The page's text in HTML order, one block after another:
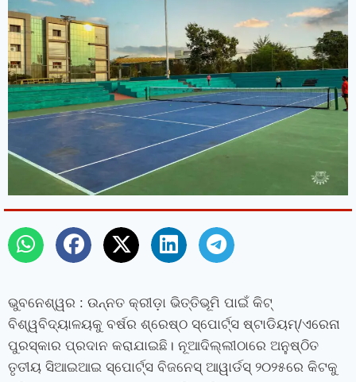
ଭୁବନେଶ୍ୱର : ଉନ୍ନତ କ୍ରୀଡ଼ା ଭିତ୍ତିଭୂମି ପାଇଁ କିଟ୍‍
ବିଶ୍ୱବିଦ୍ୟାଳୟକୁ ବର୍ଷର ଶ୍ରେଷ୍ଠ ସ୍ପୋର୍ଟ୍ସ ଷ୍ଟାଡିୟମ୍‌/ଏରେନା
ପୁରସ୍କାର ପ୍ରଦାନ କରାଯାଇଛି। ନୂଆଦିଲ୍ଲୀଠାରେ ଅନୁଷ୍ଠିତ
ତୃତୀୟ ସିଆଇଆଇ ସ୍ପୋର୍ଟ୍ସ ବିଜନେସ୍ ଆୱାର୍ଡସ୍ ୨୦୨୫ରେ କିଟକୁ